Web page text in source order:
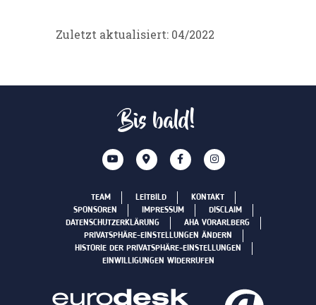
Zuletzt aktualisiert: 04/2022
Bis bald!
TEAM LEITBILD
KONTAKT
SPONSOREN
IMPRESSUM
DISCLAIM
DATENSCHUTZERKLÄRUNG
AHA VORARLBERG
PRIVATSPHÄRE-EINSTELLUNGEN ÄNDERN
HISTORIE DER PRIVATSPHÄRE-EINSTELLUNGEN
EINWILLIGUNGEN WIDERRUFEN